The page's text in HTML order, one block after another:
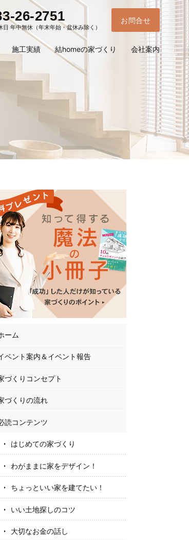
ーム
ベント案内＆イベント報告
づくりコンセプト
づくりの流れ
読コンテンツ
はじめての家づくり
わがままに家をデザイン！
ちょっといい家を建てたい！
いい土地探しのコツ
大切なお金の話し
施工実績 結homeの家づくり 会社案内
26-2751
年中無休（年末年始・盆休み除く）
お問合せ